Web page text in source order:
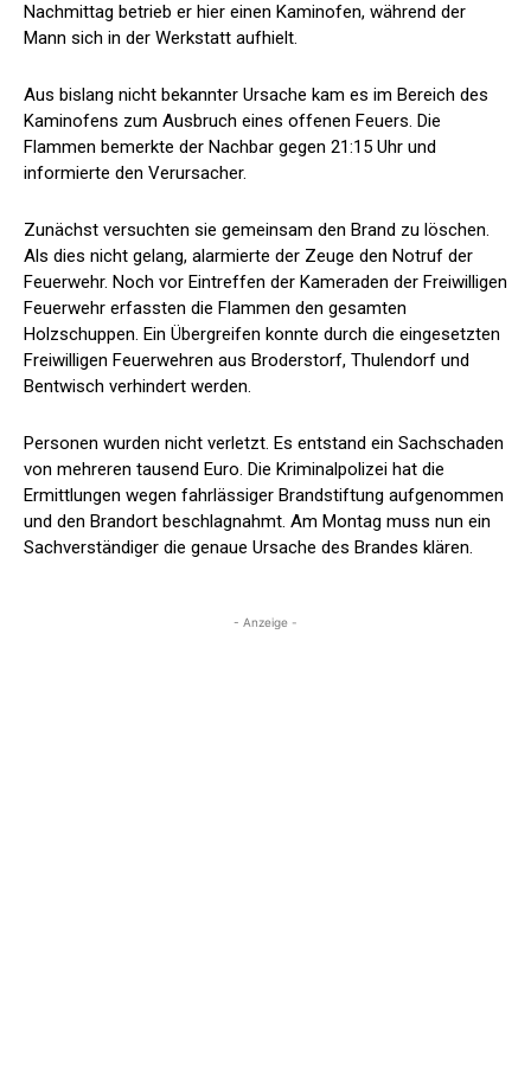
Nachmittag betrieb er hier einen Kaminofen, während der
Mann sich in der Werkstatt aufhielt.
Aus bislang nicht bekannter Ursache kam es im Bereich des
Kaminofens zum Ausbruch eines offenen Feuers. Die
Flammen bemerkte der Nachbar gegen 21:15 Uhr und
informierte den Verursacher.
Zunächst versuchten sie gemeinsam den Brand zu löschen.
Als dies nicht gelang, alarmierte der Zeuge den Notruf der
Feuerwehr. Noch vor Eintreffen der Kameraden der Freiwilligen
Feuerwehr erfassten die Flammen den gesamten
Holzschuppen. Ein Übergreifen konnte durch die eingesetzten
Freiwilligen Feuerwehren aus Broderstorf, Thulendorf und
Bentwisch verhindert werden.
Personen wurden nicht verletzt. Es entstand ein Sachschaden
von mehreren tausend Euro. Die Kriminalpolizei hat die
Ermittlungen wegen fahrlässiger Brandstiftung aufgenommen
und den Brandort beschlagnahmt. Am Montag muss nun ein
Sachverständiger die genaue Ursache des Brandes klären.
- Anzeige -